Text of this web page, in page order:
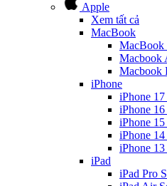
Apple
Xem tất cả
MacBook
MacBook
Macbook
Macbook
iPhone
iPhone 17
iPhone 16
iPhone 15
iPhone 14
iPhone 13
iPad
iPad Pro